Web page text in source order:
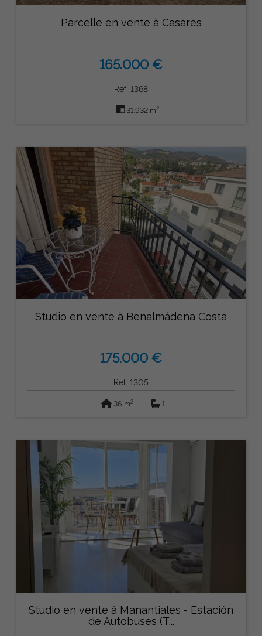
Parcelle en vente à Casares
165.000 €
Ref: 1368
31.932 m2
Studio en vente à Benalmádena Costa
175.000 €
Ref: 1305
36 m2 1
Studio en vente à Manantiales - Estación
de Autobuses (T...